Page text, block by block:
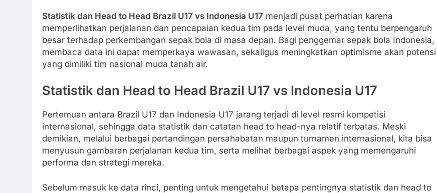
Statistik dan Head to Head Brazil U17 vs Indonesia U17 menjadi pusat perhatian karena
memperlihatkan perjalanan dan pencapaian kedua tim pada level muda, yang tentu berpengaruh
besar terhadap perkembangan sepak bola di masa depan. Bagi penggemar sepak bola Indonesia,
membaca data ini dapat memperkaya wawasan, sekaligus meningkatkan optimisme akan potensi
yang dimiliki tim nasional muda tanah air.
Statistik dan Head to Head Brazil U17 vs Indonesia U17
Pertemuan antara Brazil U17 dan Indonesia U17 jarang terjadi di level resmi kompetisi
internasional, sehingga data statistik dan catatan head to head-nya relatif terbatas. Meski
demikian, melalui berbagai pertandingan persahabatan maupun turnamen internasional, kita bisa
menyusun gambaran perjalanan kedua tim, serta melihat berbagai aspek yang memengaruhi
performa dan strategi mereka.
Sebelum masuk ke data rinci, penting untuk mengetahui betapa pentingnya statistik dan head to